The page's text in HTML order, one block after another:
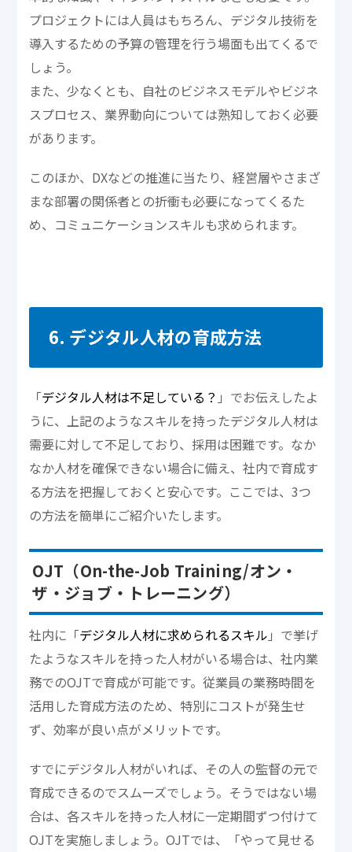
プロジェクトには人員はもちろん、デジタル技術を
導入するための予算の管理を行う場面も出てくるで
しょう。
また、少なくとも、自社のビジネスモデルやビジネ
スプロセス、業界動向については熟知しておく必要
があります。
このほか、DXなどの推進に当たり、経営層やさまざ
まな部署の関係者との折衝も必要になってくるた
め、コミュニケーションスキルも求められます。
6. デジタル人材の育成方法
「デジタル人材は不足している？ 」でお伝えしたよ
うに、上記のようなスキルを持ったデジタル人材は
需要に対して不足しており、採用は困難です。なか
なか人材を確保できない場合に備え、社内で育成す
る方法を把握しておくと安心です。ここでは、3つ
の方法を簡単にご紹介いたします。
OJT（On-the-Job Training/オン・
ザ・ジョブ・トレーニング）
社内に「デジタル人材に求められるスキル 」で挙げ
たようなスキルを持った人材がいる場合は、社内業
務でのOJTで育成が可能です。従業員の業務時間を
活用した育成方法のため、特別にコストが発生せ
ず、効率が良い点がメリットです。
すでにデジタル人材がいれば、その人の監督の元で
育成できるのでスムーズでしょう。そうではない場
合は、各スキルを持った人材に一定期間ずつ付けて
OJTを実施しましょう。OJTでは、「やって見せる